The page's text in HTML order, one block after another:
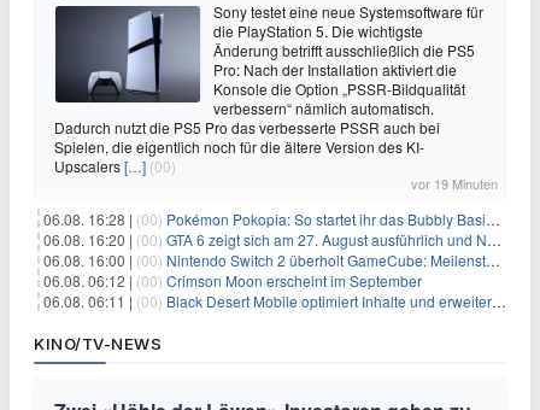
Sony testet eine neue Systemsoftware für
die PlayStation 5. Die wichtigste
Änderung betrifft ausschließlich die PS5
Pro: Nach der Installation aktiviert die
Konsole die Option „PSSR-Bildqualität
verbessern“ nämlich automatisch.
Dadurch nutzt die PS5 Pro das verbesserte PSSR auch bei
Spielen, die eigentlich noch für die ältere Version des KI-
Upscalers[…] (00)
vor 19 Minuten
06.08. 16:28 | (00) Pokémon Pokopia: So startet ihr das Bubbly Basin-DLC
06.08. 16:20 | (00) GTA 6 zeigt sich am 27. August ausführlich und Netflix bekommt sechs Stunden Vorsprung
06.08. 16:00 | (00) Nintendo Switch 2 überholt GameCube: Meilenstein schon nach kurzer Zeit erreicht
06.08. 06:12 | (00) Crimson Moon erscheint im September
06.08. 06:11 | (00) Black Desert Mobile optimiert Inhalte und erweitert Treasure Access
KINO/TV-NEWS